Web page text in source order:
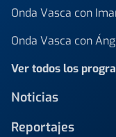
Onda Vasca con
Onda Vasca con
Ver todos los
Noticias
Reportajes